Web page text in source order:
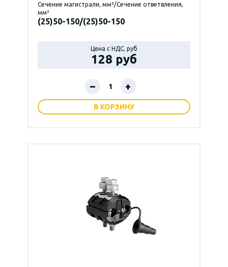
Сечение магистрали, мм²/Сечение ответвления,
мм²
(25)50-150/(25)50-150
Цена с НДС, руб
128 руб
– +
В КОРЗИНУ